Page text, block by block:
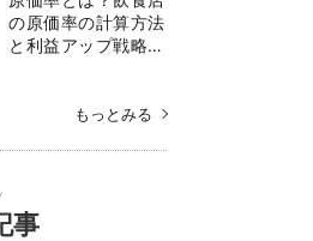
の原価率の計算方法
と利益アップ戦略…
もっとみる
事